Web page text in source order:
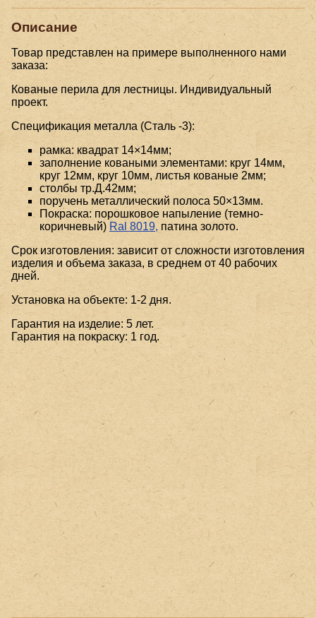
Описание
Товар представлен на примере выполненного нами
заказа:
Кованые перила для лестницы. Индивидуальный
проект.
Спецификация металла (Сталь -3):
рамка: квадрат 14×14мм;
заполнение коваными элементами: круг 14мм,
круг 12мм, круг 10мм, листья кованые 2мм;
столбы тр.Д.42мм;
поручень металлический полоса 50×13мм.
Покраска: порошковое напыление (темно-
коричневый) Ral 8019, патина золото.
Срок изготовления: зависит от сложности изготовления
изделия и объема заказа, в среднем от 40 рабочих
дней.
Установка на объекте: 1-2 дня.
Гарантия на изделие: 5 лет.
Гарантия на покраску: 1 год.